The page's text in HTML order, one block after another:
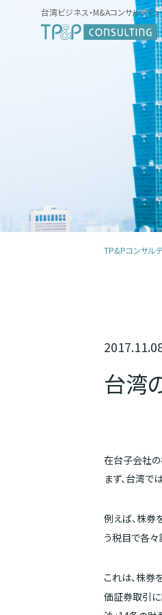
台湾ビジネス・M&Aコンサルティ
TP&Pコンサル
台湾
在台子会社の
まず、台湾で
例えば、株券
う税目で各々
これは、株券
価証券取引に